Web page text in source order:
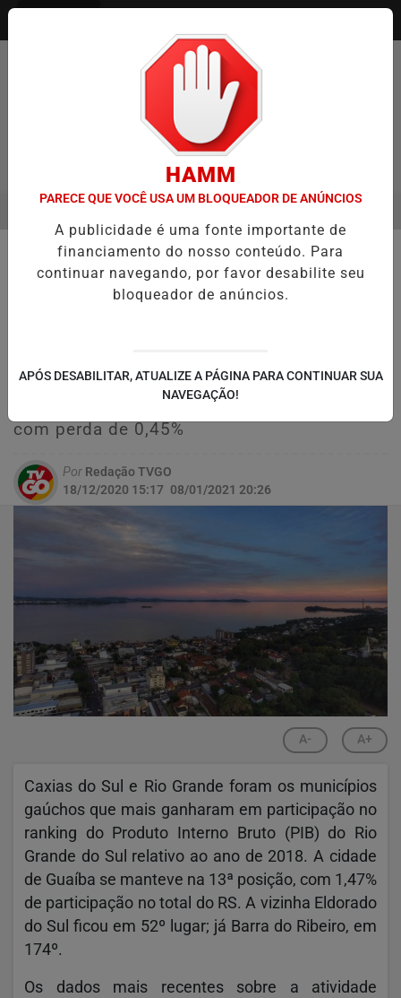
EM ALTA
🏘️ CIDADES DO RS
Guaíba fica mais um ano como o
13º maior no PIB do RS; Caxias do
Porto Alegre, no entanto, viu nova queda na
sua fatia de participação no total do RS,
com perda de 0,45%
Por Redação TVGO
18/12/2020 15:17 08/01/2021 20:26
A- A+
Caxias do Sul e Rio Grande foram os municípios
gaúchos que mais ganharam em participação no
ranking do Produto Interno Bruto (PIB) do Rio
Grande do Sul relativo ao ano de 2018. A cidade
de Guaíba se manteve na 13ª posição, com 1,47%
de participação no total do RS. A vizinha Eldorado
do Sul ficou em 52º lugar; já Barra do Ribeiro, em
174º.
Os dados mais recentes sobre a atividade
HAMM
PARECE QUE VOCÊ USA UM BLOQUEADOR DE ANÚNCIOS
A publicidade é uma fonte importante de
financiamento do nosso conteúdo. Para
continuar navegando, por favor desabilite seu
bloqueador de anúncios.
APÓS DESABILITAR, ATUALIZE A PÁGINA PARA CONTINUAR SUA
NAVEGAÇÃO!